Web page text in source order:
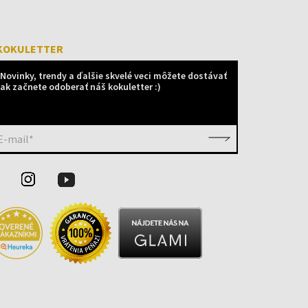
Novinky, trendy a ďalšie skvelé veci môžete dostávať
ak začnete odoberať náš kokuletter :)
mail*